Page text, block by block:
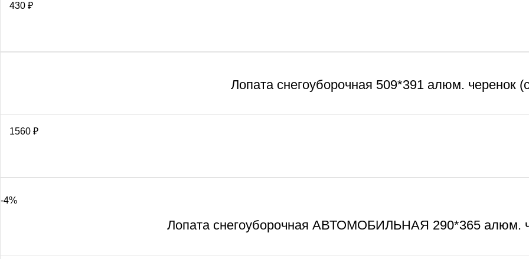
430 ₽
Лопата снегоуборочная 509*391 алюм. черенок
1560 ₽
-4%
Лопата снегоуборочная АВТОМОБИЛЬНАЯ 290*365 алюм.